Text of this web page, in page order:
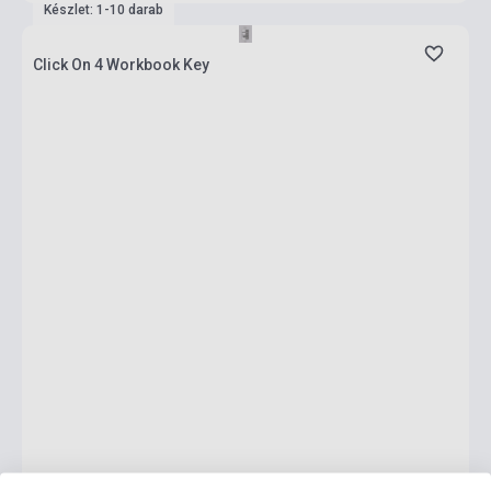
Készlet: 1-10 darab
Click On 4 Workbook Key